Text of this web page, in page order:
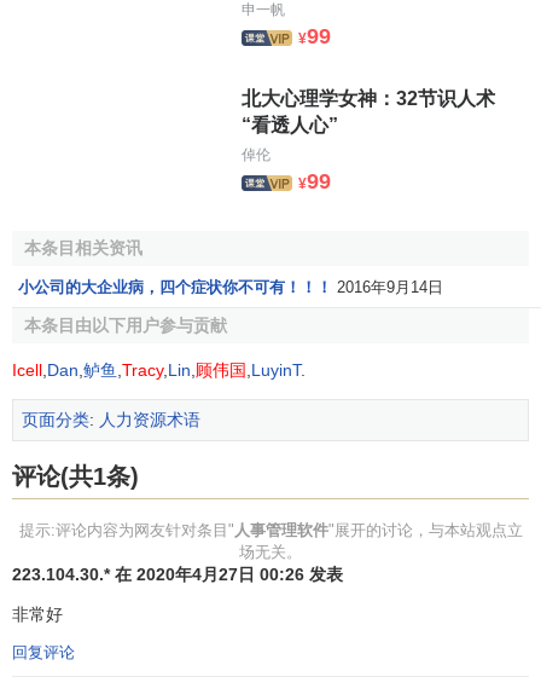
申一帆
¥99
北大心理学女神：32节识人术
“看透人心”
倬伦
¥99
本条目相关资讯
小公司的大企业病，四个症状你不可有！！！ 2016年9月14日
本条目由以下用户参与贡献
Icell Dan 鲈鱼 Tracy, Lin 顾伟国 LuyinT.
页面分类: 人力资源术语
评论(共1条)
提示:评论内容为网友针对条目" 人事管理软件"展开的讨论，与本站观点立
场无关。
223.104.30.* 在 2020年4月27日 00:26 发表
非常好
回复评论